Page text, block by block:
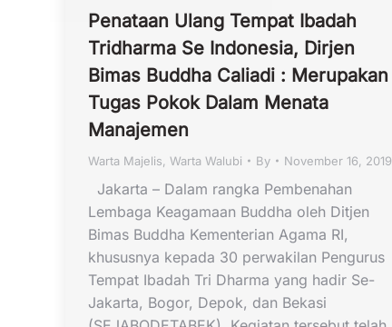
Penataan Ulang Tempat Ibadah
Tridharma Se Indonesia, Dirjen
Bimas Buddha Caliadi : Merupakan
Tugas Pokok Dalam Menata
Manajemen
Warta Majelis, Warta Walubi By November 16, 2019
Jakarta – Dalam rangka Pembenahan
Lembaga Keagamaan Buddha oleh Ditjen
Bimas Buddha Kementerian Agama RI,
khususnya kepada 30 perwakilan Pengurus
Tempat Ibadah Tri Dharma yang hadir Se-
Jakarta, Bogor, Depok, dan Bekasi